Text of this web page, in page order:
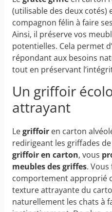
(utilisable des deux cotés)
compagnon félin à faire
Ainsi, il préserve vos
potentielles. Cela permet
répondant aux besoins
tout en préservant
Un griffoir
attrayant
Legriffoiren carton
redirigeant les griffades
griffoir en carton, vous
meubles des griffes. Vous
comportement approprié
texture attrayante du
naturellement les chats à